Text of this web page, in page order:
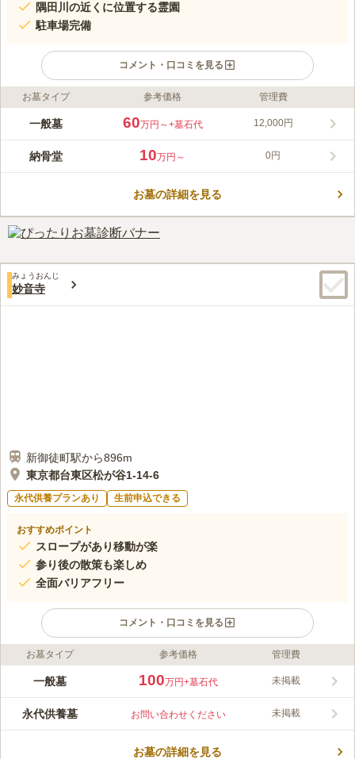
隅田川の近くに位置する霊園
駐車場完備
コメント・口コミを見る
ライフドット編集部のコメント
銀座線「田原町駅」から徒歩5分と、歩いて参拝できるアクセス
寺院が多く隅田川が近くにあるため、散策後のお参りもできま
す。750年以上の歴史を持つ厳念寺は、厳念寺の正面には金色に
使われています。
この霊園はまだ誰からも評価されていません。
お墓タイプ 参考価格 管理費
一般墓 60万円～+墓石代 12,000円
納骨堂 10万円～ 0円
お墓の詳細を見る
みょうおんじ
妙音寺
新御徒町駅から896m
東京都台東区松が谷1-14-6
永代供養プランあり 生前申込できる
おすすめポイント
スロープがあり移動が楽
参り後の散策も楽しめ
全面バリアフリー
コメント・口コミを見る
ライフドット編集部のコメント
銀座線「稲荷町駅」から徒歩4分と、歩いて参拝できる、アクセ
どり着くことができます。本庭園風の墓地というのが特徴で、昔
ながらの盆栽もご覧いただけます。人気の浅草からも近い為、お
っているので、車椅子の方やお体の不自由な方でも安心してご利
お墓タイプ 参考価格 管理費
一般墓 100万円+墓石代 未掲載
永代供養墓 お問い合わせください 未掲載
お墓の詳細を見る